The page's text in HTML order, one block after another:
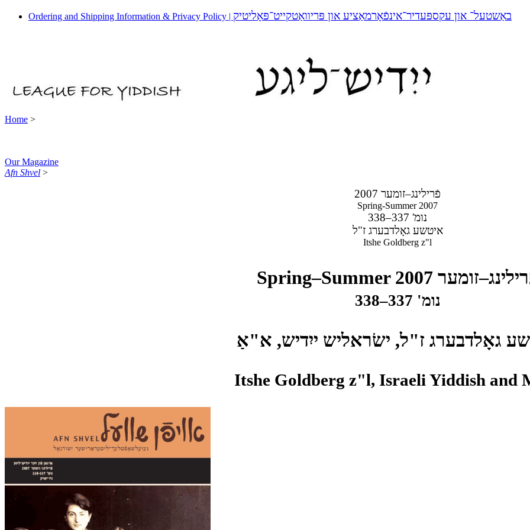
Ordering and Shipping Information & Privacy Policy | באַשטעל־ און עקספּעדיר־אינפֿאָרמאַציע און פּריוואַטקייט־פּאָליטיק
Home >
Our Magazine
Afn Shvel >
פֿרילינג–זומער 2007
Spring-Summer 2007
נומ' 337–338
איטשע גאָלדבערג ז"ל
Itshe Goldberg z"l
Spring–Summer 2007
נומ' 337–338
גאָלדבערג ז"ל, ישׂראליש ייִדיש, א"אַ
Itshe Goldberg z"l, Israeli Yiddish and